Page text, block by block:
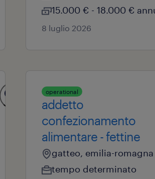
15.000 € - 18.000 €
8 luglio 2026
operational
addetto
confezionamento
alimentare - fettine
gatteo, emilia-romagna
tempo determinato